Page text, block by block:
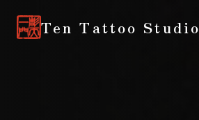
Ten Tattoo Studio